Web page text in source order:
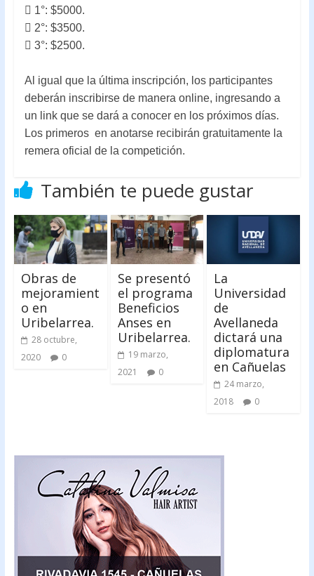
 1°: $5000.
 2°: $3500.
 3°: $2500.
Al igual que la última inscripción, los participantes
deberán inscribirse de manera online, ingresando a
un link que se dará a conocer en los próximos días.
Los primeros en anotarse recibirán gratuitamente la
remera oficial de la competición.
También te puede gustar
Obras de
mejoramient
o en
Uribelarrea.
28 octubre,
2020
0
Se presentó
el programa
Beneficios
Anses en
Uribelarrea.
19 marzo,
2021
0
La
Universidad
de
Avellaneda
dictará una
diplomatura
en Cañuelas
24 marzo,
2018
0